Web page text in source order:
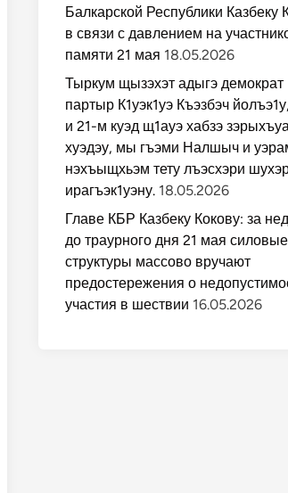
Балкарской Республики Казбеку
в связи с давлением на
памяти 21 мая 18.05.2026
Тыркум щызэхэт адыгэ демократ
партыр К1уэк1уэ Къэзбэч
и 21-м куэд щ1ауэ хабзэ
хуэдэу, мы гъэми Налшыч и
нэхъыщхьэм тету лъэсхэри
ирагъэк1уэну. 18.05.2026
Главе КБР Казбеку Кокову: за
до траурного дня 21 мая силовые
структуры массово вручают
предостережения о
участия в шествии 16.05.2026